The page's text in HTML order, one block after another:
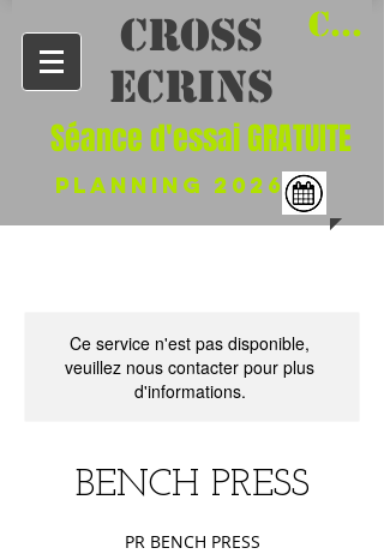
​CROSS
Ecrins
Séance d'essai GRATUITE
PLANNing 2026
Ce service n'est pas disponible,
veuillez nous contacter pour plus
d'informations.
BENCH PRESS
PR BENCH PRESS